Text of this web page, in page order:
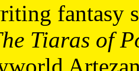
fantasy
Tiaras of